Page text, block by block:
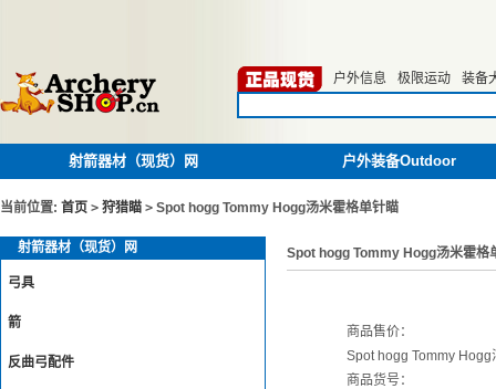
户外信息 极限运动 装备
射箭器材（现货）网 户外装备Outdoor
当前位置: 首页 > 狩猎瞄 > Spot hogg Tommy Hogg汤米霍格单针瞄
射箭器材（现货）网
弓具
箭
反曲弓配件
Spot hogg Tommy Hogg汤米霍格
商品售价：
Spot hogg Tommy
商品货号：